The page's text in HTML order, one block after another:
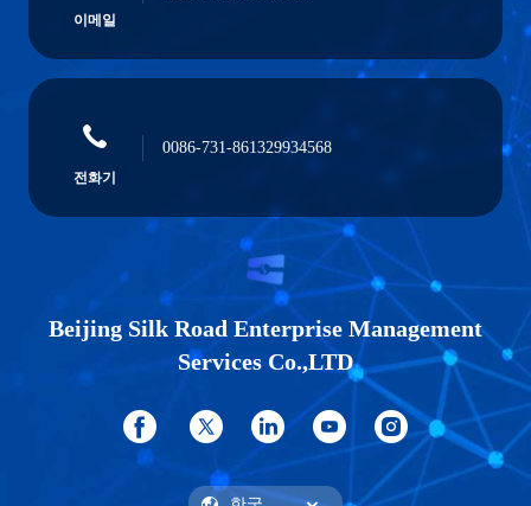
이메일
전화기
0086-731-861329934568
Beijing Silk Road Enterprise Management
Services Co.,LTD